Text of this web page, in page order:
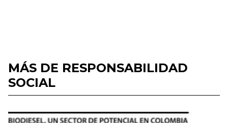
MÁS DE RESPONSABILIDAD
SOCIAL